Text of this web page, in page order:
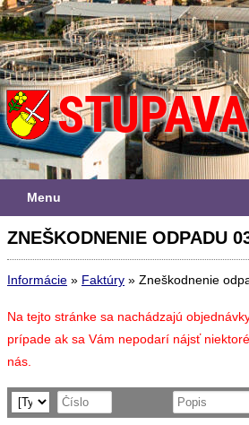
Menu
ZNEŠKODNENIE ODPADU
Informácie » Faktúry » Zneškodnenie
Na tejto stránke sa nachádzajú
prípade ak sa Vám nepodarí nájsť
nás.